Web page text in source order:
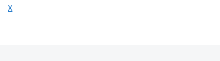
Dela sidan på
X